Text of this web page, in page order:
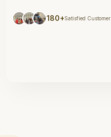
180+Satisfied Customer